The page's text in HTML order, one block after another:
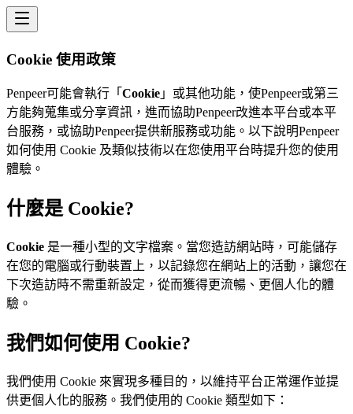
Cookie 使用政策
Penpeer可能會執行「 Cookie 」或其他功能，使Penpeer或第三
方能夠蒐集或分享資訊，進而協助Penpeer改進本平台或本平
台服務，或協助Penpeer提供新服務或功能。以下說明Penpeer
如何使用 Cookie 及類似技術以在您使用平台時提升您的使用
體驗。
什麼是 Cookie?
Cookie 是一種小型的文字檔案。當您造訪網站時，可能儲存
在您的電腦或行動裝置上，以記錄您在網站上的活動，讓您在
下次造訪時不需重新設定，從而獲得更流暢、更個人化的體
驗。
我們如何使用 Cookie?
我們使用 Cookie 來實現多種目的，以維持平台正常運作並提
供更個人化的服務。我們使用的 Cookie 類型如下：